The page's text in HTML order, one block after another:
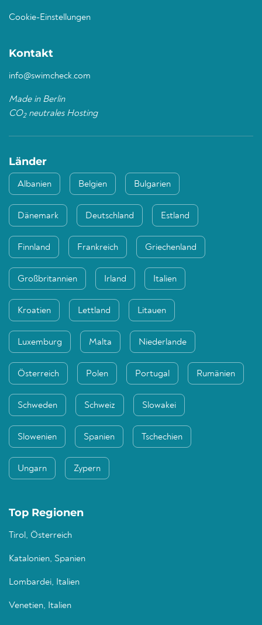
Cookie-Einstellungen
Kontakt
info@swimcheck.com
Made in Berlin
CO2neutrales Hosting
Länder
Albanien Belgien Bulgarien
Dänemark Deutschland Estland
Finnland Frankreich Griechenland
Großbritannien Irland Italien
Kroatien Lettland Litauen
Luxemburg Malta Niederlande
Österreich Polen Portugal Rumänien
Schweden Schweiz Slowakei
Slowenien Spanien Tschechien
Ungarn Zypern
Top Regionen
Tirol, Österreich
Katalonien, Spanien
Lombardei, Italien
Venetien, Italien